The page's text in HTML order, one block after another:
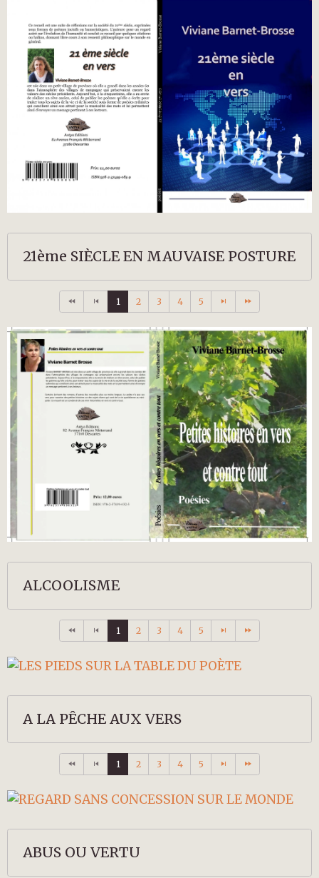
21ème SIÈCLE EN MAUVAISE POSTURE
1 2 3 4 5
ALCOOLISME
1 2 3 4 5
A LA PÊCHE AUX VERS
1 2 3 4 5
ABUS OU VERTU